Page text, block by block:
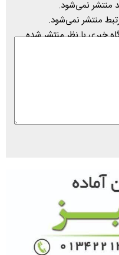
منتشر نمی‌شود.
منتشر نمی‌شود.
خبری با نظر منتشر شده